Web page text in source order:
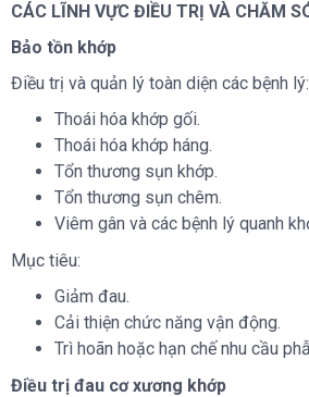
CÁC LĨNH VỰC ĐIỀU TRỊ VÀ CHĂM
Bảo tồn khớp
Điều trị và quản lý toàn diện các bệnh lý:
Thoái hóa khớp gối.
Thoái hóa khớp háng.
Tổn thương sụn khớp.
Tổn thương sụn chêm.
Viêm gân và các bệnh lý quanh
Mục tiêu:
Giảm đau.
Cải thiện chức năng vận động.
Trì hoãn hoặc hạn chế nhu cầu
Điều trị đau cơ xương khớp